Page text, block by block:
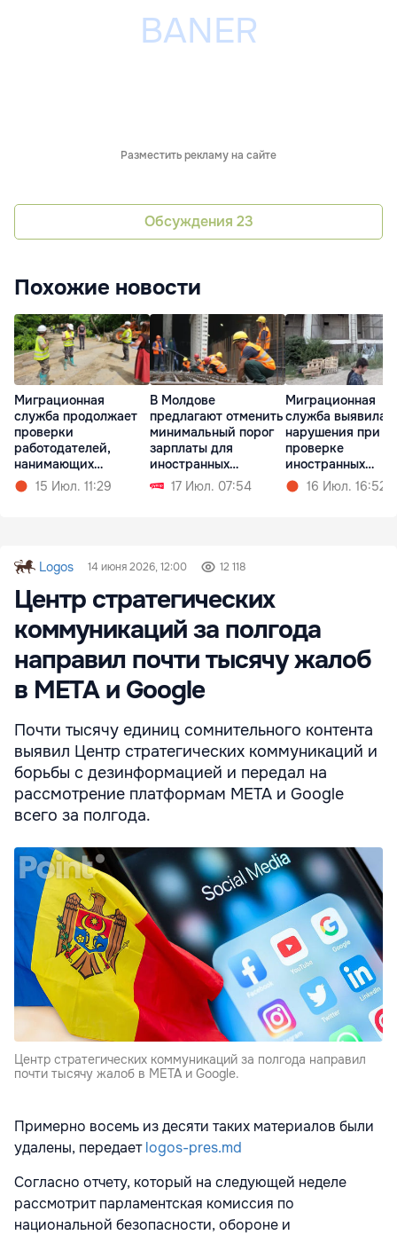
Разместить рекламу на сайте
Обсуждения 23
Похожие новости
Миграционная
служба продолжает
проверки
работодателей,
нанимающих
иностранцев
15 Июл. 11:29
В Молдове
предлагают отменить
минимальный порог
зарплаты для
иностранных
работников
17 Июл. 07:54
Миграционная
служба выявила
нарушения при
проверке
иностранных
работников в
Кишиневе
16 Июл. 16:52
Logos 14 июня 2026, 12:00 12 118
Центр стратегических
коммуникаций за полгода
направил почти тысячу жалоб
в META и Google
Почти тысячу единиц сомнительного контента
выявил Центр стратегических коммуникаций и
борьбы с дезинформацией и передал на
рассмотрение платформам META и Google
всего за полгода.
Центр стратегических коммуникаций за полгода направил
почти тысячу жалоб в META и Google.
Примерно восемь из десяти таких материалов были
удалены, передаетlogos-pres.md
Согласно отчету, который на следующей неделе
рассмотрит парламентская комиссия по
национальной безопасности, обороне и